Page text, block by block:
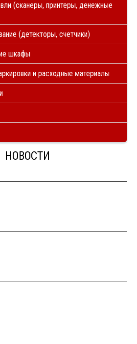
(сканеры, принтеры, денежные
(детекторы, счетчики)
шкафы
и расходные материалы
НОВОСТИ